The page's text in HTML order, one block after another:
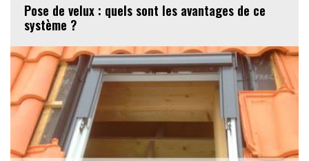
Pose de velux : quels sont les avantages de ce
système ?